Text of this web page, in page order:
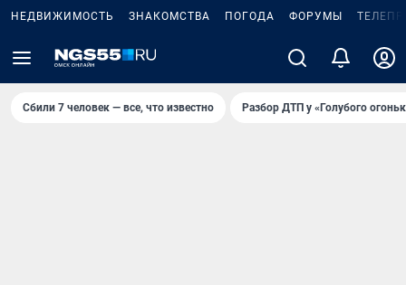
НЕДВИЖИМОСТЬ ЗНАКОМСТВА ПОГОДА ФОРУМЫ
Сбили 7 человек — все, что известно Разбор ДТП у «Голубого